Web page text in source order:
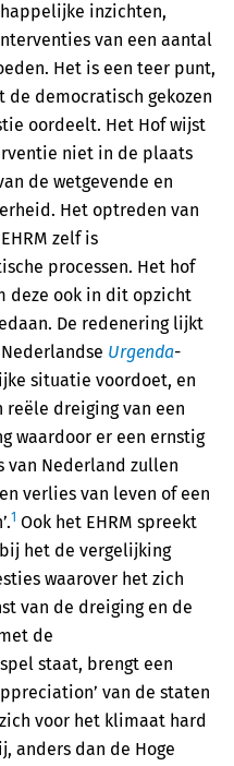
inzichten,
van een aantal
Het is een teer punt,
democratisch gekozen
oordeelt. Het Hof wijst
niet in de plaats
de wetgevende en
Het optreden van
zelf is
processen. Het hof
deze ook in dit opzicht
De redenering lijkt
Urgenda-
situatie voordoet, en
reële dreiging van een
waardoor er een ernstig
van Nederland zullen
verlies van leven of een
1 Ook het EHRM spreekt
het de vergelijking
waarover het zich
van de dreiging en de
de
staat, brengt een
van de staten
voor het klimaat hard
anders dan de Hoge